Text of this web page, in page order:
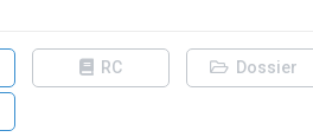
RC Dossier